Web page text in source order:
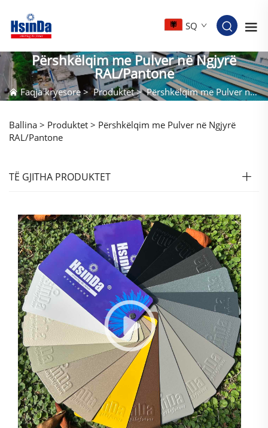
SQ
Përshkëlqim me Pulver në Ngjyrë
RAL/Pantone
Faqja kryesore>Produktet>Përshkëlqim me Pulver në Ngjyrë RAL/Pantone
Ballina > Produktet > Përshkëlqim me Pulver në Ngjyrë
RAL/Pantone
TË GJITHA PRODUKTET